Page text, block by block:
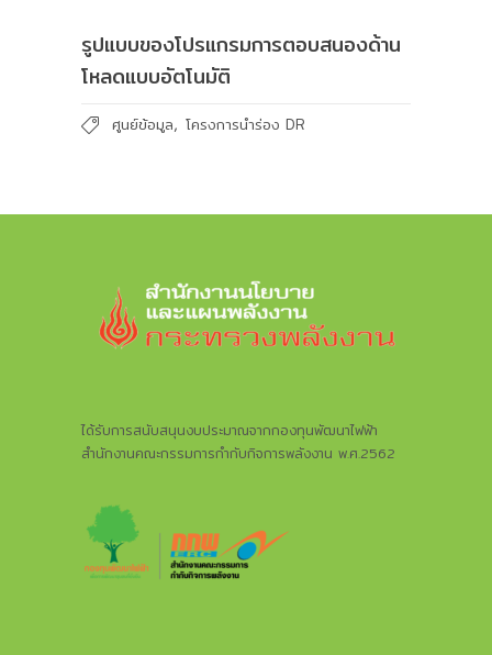
รูปแบบของโปรแกรมการตอบสนองด้าน
โหลดแบบอัตโนมัติ
ศูนย์ข้อมูล, โครงการนำร่อง DR
ได้รับการสนับสนุนงบประมาณจากกองทุนพัฒนาไฟฟ้า
สำนักงานคณะกรรมการกำกับกิจการพลังงาน พ.ศ.2562